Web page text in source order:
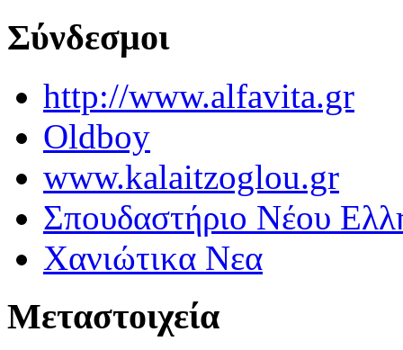
Σύνδεσμοι
http://www.alfavita.gr
Oldboy
www.kalaitzoglou.gr
Σπουδαστήριο Νέου
Χανιώτικα Νεα
Μεταστοιχεία